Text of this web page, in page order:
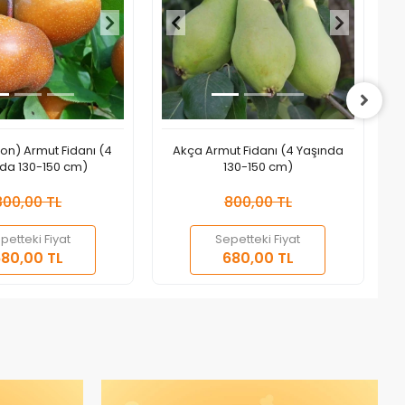
Armut Fidanı (4
130-150 cm)
TL
Fiyat
TL
Sepete Ekle
Akça Armut Fidanı (4 Yaşında
130-150 cm)
800,00 TL
Sepetteki Fiyat
680,00 TL
Adet
Sepete Ekle